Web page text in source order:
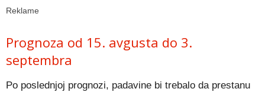
Reklame
Prognoza od 15. avgusta do 3.
septembra
Po poslednjoj prognozi, padavine bi trebalo da prestanu